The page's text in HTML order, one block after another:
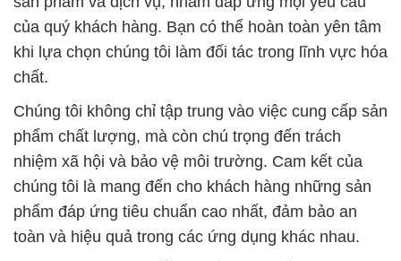
của quý khách hàng. Bạn có thể hoàn toàn yên tâm
khi lựa chọn chúng tôi làm đối tác trong lĩnh vực hóa
chất.
Chúng tôi không chỉ tập trung vào việc cung cấp sản
phẩm chất lượng, mà còn chú trọng đến trách
nhiệm xã hội và bảo vệ môi trường. Cam kết của
chúng tôi là mang đến cho khách hàng những sản
phẩm đáp ứng tiêu chuẩn cao nhất, đảm bảo an
toàn và hiệu quả trong các ứng dụng khác nhau.